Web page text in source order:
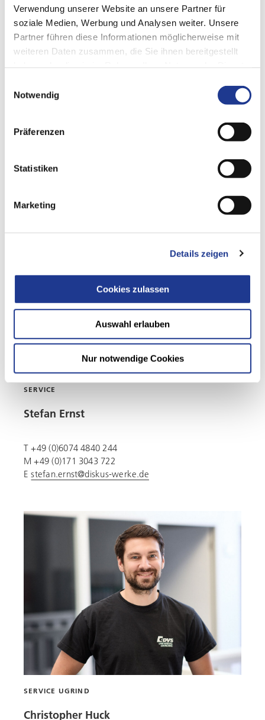
Verwendung unserer Website an unsere Partner für
soziale Medien, Werbung und Analysen weiter. Unsere
Partner führen diese Informationen möglicherweise mit
weiteren Daten zusammen, die Sie ihnen bereitgestellt
Notwendig
Präferenzen
Statistiken
Marketing
Details zeigen
Cookies zulassen
Auswahl erlauben
Nur notwendige Cookies
Eronny.friedrich@diskus-werke.de
SERVICE
Stefan Ernst
T +49 (0)6074 4840 244
M +49 (0)171 3043 722
Estefan.ernst@diskus-werke.de
SERVICE UGRIND
Christopher Huck